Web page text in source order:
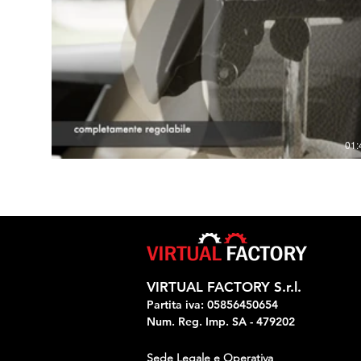
VIRTUAL FACTORY S.r.l.
Partita iva: 05856450654
Num. Reg. Imp. SA - 479202
Sede Legale e Operativa